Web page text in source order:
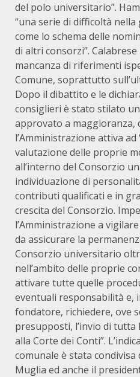
del polo universitario”.
“una serie di difficoltà
come lo schema delle
di altri consorzi”.
mancanza di riferimenti
Comune, soprattutto
Dopo il dibattito e le
consiglieri è stato stilato
approvato a maggioranza,
l’Amministrazione attiva
valutazione delle proprie
all’interno del Consorzio
individuazione di
contributi qualificati e in
crescita del Consorzio.
l’Amministrazione a
da assicurare la
Consorzio universitario
nell’ambito delle proprie
attivare tutte quelle
eventuali responsabilità e,
fondatore, richiedere, ove
presupposti, l’invio di tutta
alla Corte dei Conti”.
comunale è stata condivisa
Muglia ed anche il